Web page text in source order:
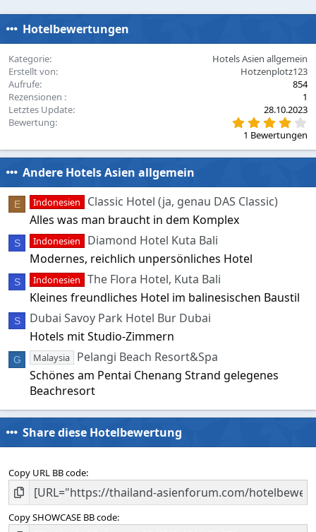
Hotelbewertungen
Kategorie
Hotels Asien allgemein
Erstellt von
Hotzenplotz123
Aufrufe
854
Rezensionen
1
Letztes Update
28.10.2023
Bewertung
0
S
e
1 Bewertungen
Andere Hotels Asien allgemein
E Indonesien
Classic Hotel (ja, genau DAS Classic)
Alles was man braucht in dem Komplex
S Indonesien
Diamond Hotel Kuta Bali
Modernes, reichlich unpersönliches Hotel
S Indonesien
The Flora Hotel, Kuta Bali
Kleines freundliches Hotel im balinesischen Baustil
S
Dubai Savoy Park Hotel Bur Dubai
Hotels mit Studio-Zimmern
G Malaysia
Pelangi Beach Resort&Spa
Schönes am Pentai Chenang Strand gelegenes
Beachresort
Share diese Hotelbewertung
Copy URL BB code
Copy SHOWCASE BB code